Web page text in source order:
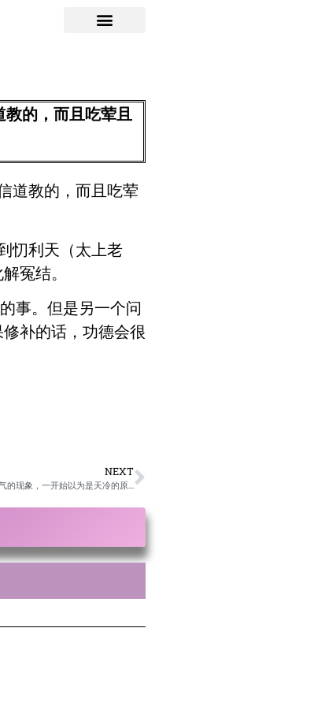
教的，而且吃荤且
道教的，而且吃荤
忉利天（太上老
冤结。
事。但是另一个问
补的话，功德会很
NEXT
4.这位同修说念经前跟男友常吵架，念经之后就不吵了。她男友以前有类似漏气的现象，一开始以为是天冷的原因，她想了解漏气是怎么回事？/卢台长开示解答来信疑惑